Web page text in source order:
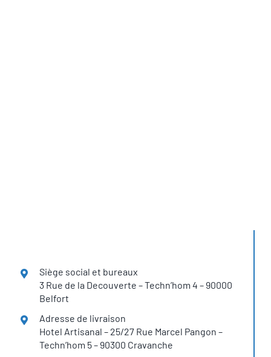
Siège social et bureaux
3 Rue de la Decouverte – Techn’hom 4 – 90000
Belfort
Adresse de livraison
Hotel Artisanal – 25/27 Rue Marcel Pangon –
Techn’hom 5 – 90300 Cravanche